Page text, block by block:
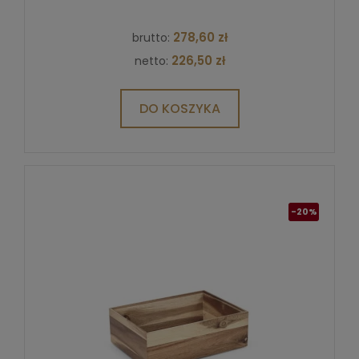
brutto: 278,60 zł
netto: 226,50 zł
DO KOSZYKA
-20%